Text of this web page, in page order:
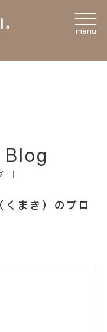
menu
Blog
まき）のブロ